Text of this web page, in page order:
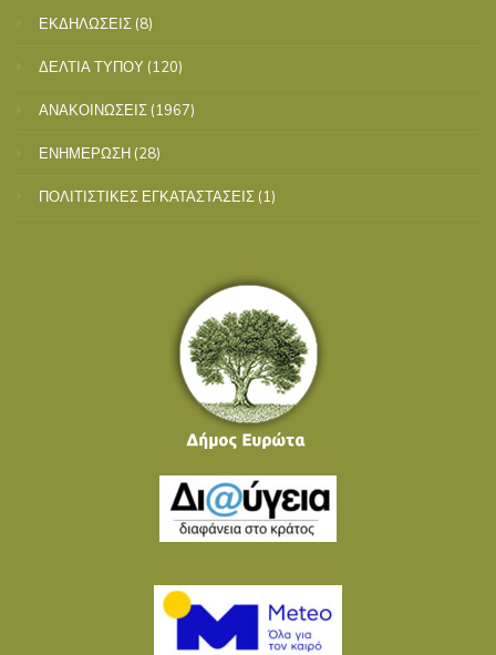
ΕΚΔΗΛΩΣΕΙΣ (8)
ΔΕΛΤΙΑ ΤΥΠΟΥ (120)
ΑΝΑΚΟΙΝΩΣΕΙΣ (1967)
ΕΝΗΜΕΡΩΣΗ (28)
ΠΟΛΙΤΙΣΤΙΚΕΣ ΕΓΚΑΤΑΣΤΑΣΕΙΣ (1)